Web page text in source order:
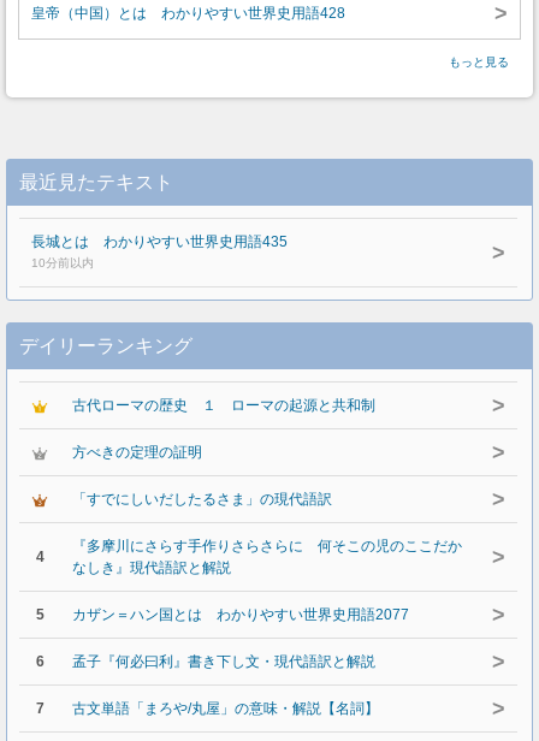
皇帝（中国）とは わかりやすい世界史用語428 >
もっと見る
最近見たテキスト
長城とは わかりやすい世界史用語435
10分前以内 >
デイリーランキング
古代ローマの歴史 １ ローマの起源と共和制 >
方べきの定理の証明 >
「すでにしいだしたるさま」の現代語訳 >
4
『多摩川にさらす手作りさらさらに 何そこの児のここだか
なしき』現代語訳と解説
>
5 カザン＝ハン国とは わかりやすい世界史用語2077 >
6 孟子『何必曰利』書き下し文・現代語訳と解説 >
7 古文単語「まろや/丸屋」の意味・解説【名詞】 >